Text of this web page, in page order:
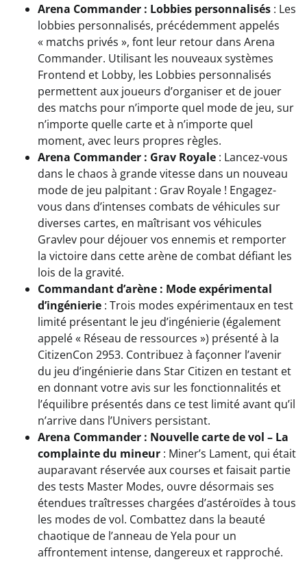
Arena Commander : Lobbies personnalisés : Les
lobbies personnalisés, précédemment appelés
« matchs privés », font leur retour dans Arena
Commander. Utilisant les nouveaux systèmes
Frontend et Lobby, les Lobbies personnalisés
permettent aux joueurs d’organiser et de jouer
des matchs pour n’importe quel mode de jeu, sur
n’importe quelle carte et à n’importe quel
moment, avec leurs propres règles.
Arena Commander : Grav Royale : Lancez-vous
dans le chaos à grande vitesse dans un nouveau
mode de jeu palpitant : Grav Royale ! Engagez-
vous dans d’intenses combats de véhicules sur
diverses cartes, en maîtrisant vos véhicules
Gravlev pour déjouer vos ennemis et remporter
la victoire dans cette arène de combat défiant les
lois de la gravité.
Commandant d’arène : Mode expérimental
d’ingénierie : Trois modes expérimentaux en test
limité présentant le jeu d’ingénierie (également
appelé « Réseau de ressources ») présenté à la
CitizenCon 2953. Contribuez à façonner l’avenir
du jeu d’ingénierie dans Star Citizen en testant et
en donnant votre avis sur les fonctionnalités et
l’équilibre présentés dans ce test limité avant qu’il
n’arrive dans l’Univers persistant.
Arena Commander : Nouvelle carte de vol – La
complainte du mineur : Miner’s Lament, qui était
auparavant réservée aux courses et faisait partie
des tests Master Modes, ouvre désormais ses
étendues traîtresses chargées d’astéroïdes à tous
les modes de vol. Combattez dans la beauté
chaotique de l’anneau de Yela pour un
affrontement intense, dangereux et rapproché.